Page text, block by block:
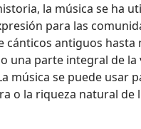
la música se ha
para las
cánticos antiguos hasta
una parte integral de la
música se puede usar
o la riqueza natural de